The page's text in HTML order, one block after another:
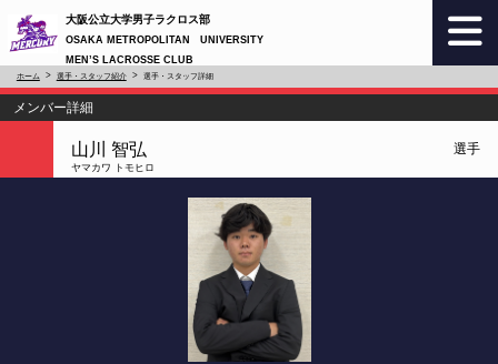
大阪公立大学男子ラクロス部
OSAKA METROPOLITAN UNIVERSITY
MEN’S LACROSSE CLUB
ホーム 選手・スタッフ紹介 選手・スタッフ詳細
メンバー詳細
山川 智弘
ヤマカワ トモヒロ
選手